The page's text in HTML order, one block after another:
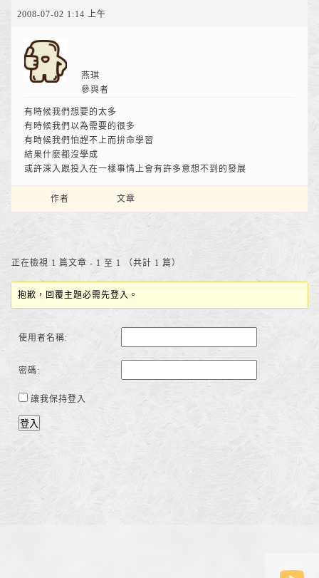
2008-07-02 1:14 上午
燕琪
參與者
有時候我們想要的太多
有時候我們以為需要的很多
有時候我們怕趕不上而拚命學習
結果什麼都沒學成
或許深入跟投入在一樣事情上會有許多意想不到的發展
作者 文章
正在檢視 1 篇文章 - 1 至 1 （共計 1 篇）
抱歉，回覆主題必需先登入。
使用者名稱:
密碼:
讓我保持登入
登入